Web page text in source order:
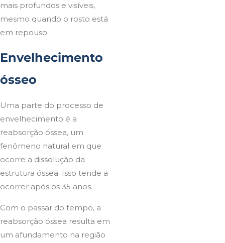
mais profundos e visíveis,
mesmo quando o rosto está
em repouso.
Envelhecimento
ósseo
Uma parte do processo de
envelhecimento é a
reabsorção óssea, um
fenômeno natural em que
ocorre a dissolução da
estrutura óssea. Isso tende a
ocorrer após os 35 anos.
Com o passar do tempo, a
reabsorção óssea resulta em
um afundamento na região